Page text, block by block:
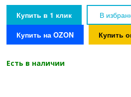
Купить в 1 клик
В
Купить на OZON
Купить
Есть в наличии